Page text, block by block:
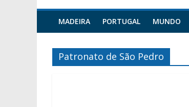
MADEIRA PORTUGAL MUNDO
Patronato de São Pedro